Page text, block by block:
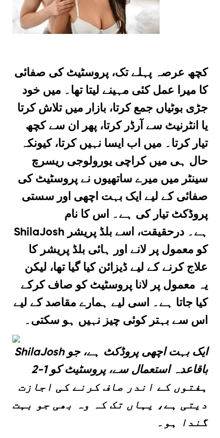
کچھ عرصہ پہلے تک، پروسٹیٹ کی صفائی
کا میرا عمل کئی مہینے لیتا تھا۔ میں خود
جڑی بوٹیاں جمع کرتا، بازار میں تلاش کرتا
یا انٹرنیٹ سے آرڈر کرتا، پھر ان سے کچھ
تیار کرتا۔ میں اب ایسا نہیں کرتا، کیونکہ
حال ہی میں کراچی یورولوجی ریسرچ
سینٹر میں میرے ساتھیوں نے پروسٹیٹ کی
صفائی کے لیے ایک بہت اچھی اور سستی
پروڈکٹ تیار کی ہے۔ اس کا نام
ShilaJosh ہے۔ درحقیقت، اسے بلڈ پریشر
کو معمول پر لانے اور ہائی بلڈ پریشر کا
علاج کرنے کے لیے ڈیزائن کیا گیا تھا، لیکن
یہ معمول پر لانا پروسٹیٹ کو صاف کرکے
کیا جاتا ہے۔ اسی لیے ہمارے مقاصد کے لیے
اس سے بہتر کوئی چیز نہیں ہو سکتی۔
ShilaJosh ایک بہت اچھی پروڈکٹ ہے، جو
باقاعدہ استعمال سے، پروسٹیٹ کو 1-2
ہفتوں کے اندر صاف کرنے کی اجازت
دیتی ہے، یہاں تک کہ وہ بھی جو بہت
گندا ہو۔